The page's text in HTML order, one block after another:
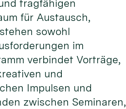
tragfähigen
für Austausch,
sowohl
im
verbindet Vorträge,
und
Impulsen und
zwischen Seminaren,